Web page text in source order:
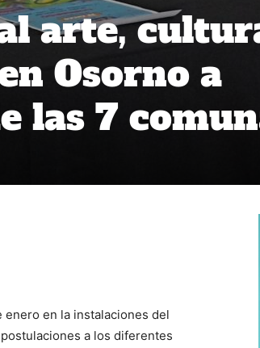
arte,
Osorno a
las 7
enero en la instalaciones del
a los diferentes